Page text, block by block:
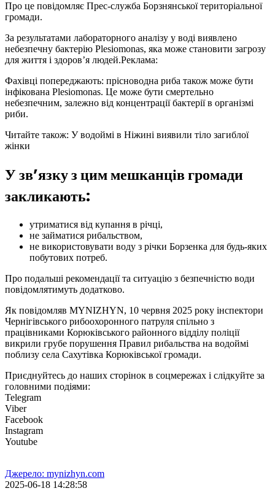
Про це повідомляє Прес-служба Борзнянської територіальної
громади.
За результатами лабораторного аналізу у воді виявлено
небезпечну бактерію Plesiomonas, яка може становити загрозу
для життя і здоров’я людей.Реклама:
Фахівці попереджають: прісноводна риба також може бути
інфікована Plesiomonas. Це може бути смертельно
небезпечним, залежно від концентрації бактерії в організмі
риби.
Читайте також: У водоймі в Ніжині виявили тіло загиблої
жінки
У зв’язку з цим мешканців громади
закликають:
утриматися від купання в річці,
не займатися рибальством,
не використовувати воду з річки Борзенка для будь-яких
побутових потреб.
Про подальші рекомендації та ситуацію з безпечністю води
повідомлятимуть додатково.
Як повідомляв MYNIZHYN, 10 червня 2025 року інспектори
Чернігівського рибоохоронного патруля спільно з
працівниками Корюківського районного відділу поліції
викрили грубе порушення Правил рибальства на водоймі
поблизу села Сахутівка Корюківської громади.
Приєднуйтесь до наших сторінок в соцмережах і слідкуйте за
головними подіями:
Telegram
Viber
Facebook
Instagram
Youtube
Джерело: mynizhyn.com
2025-06-18 14:28:58